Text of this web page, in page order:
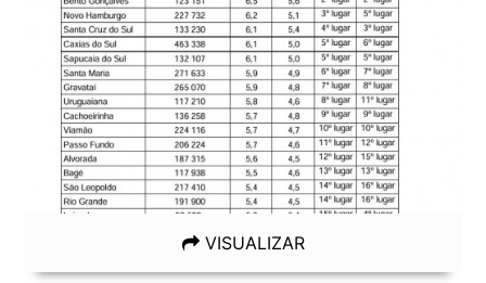
VISUALIZAR